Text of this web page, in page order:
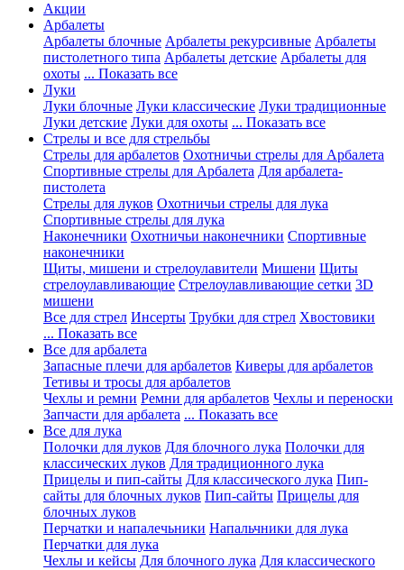
Акции
Арбалеты
Арбалеты блочные Арбалеты рекурсивные Арбалеты
пистолетного типа Арбалеты детские Арбалеты для
охоты ... Показать все
Луки
Луки блочные Луки классические Луки традиционные
Луки детские Луки для охоты ... Показать все
Стрелы и все для стрельбы
Стрелы для арбалетов Охотничьи стрелы для Арбалета
Спортивные стрелы для Арбалета Для арбалета-
пистолета
Стрелы для луков Охотничьи стрелы для лука
Спортивные стрелы для лука
Наконечники Охотничьи наконечники Спортивные
наконечники
Щиты, мишени и стрелоулавители Мишени Щиты
стрелоулавливающие Стрелоулавливающие сетки 3D
мишени
Все для стрел Инсерты Трубки для стрел Хвостовики
... Показать все
Все для арбалета
Запасные плечи для арбалетов Киверы для арбалетов
Тетивы и тросы для арбалетов
Чехлы и ремни Ремни для арбалетов Чехлы и переноски
Запчасти для арбалета ... Показать все
Все для лука
Полочки для луков Для блочного лука Полочки для
классических луков Для традиционного лука
Прицелы и пип-сайты Для классического лука Пип-
сайты для блочных луков Пип-сайты Прицелы для
блочных луков
Перчатки и напалечьники Напальчники для лука
Перчатки для лука
Чехлы и кейсы Для блочного лука Для классического